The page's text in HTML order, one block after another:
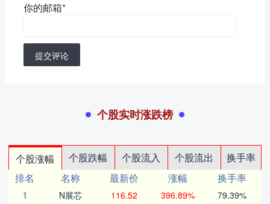
你的邮箱*
提交评论
个股实时涨跌榜
个股涨幅 个股跌幅 个股流入 个股流出
换手率
排名
名称 最新价 涨幅
换手率
1
N展芯 116.52 396.89% 79.39%